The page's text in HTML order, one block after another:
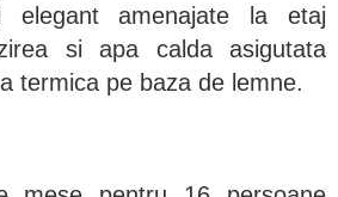
elegant amenajate la etaj
si apa calda asigutata
termica pe baza de lemne.